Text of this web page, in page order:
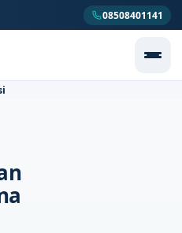
08508401141